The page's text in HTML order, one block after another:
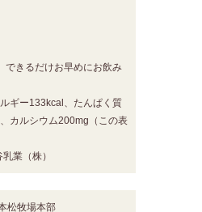
できるだけお早めにお飲み
ギー133kcal、たんぱく質
カルシウム200mg（この表
業（株）
松牧場本部